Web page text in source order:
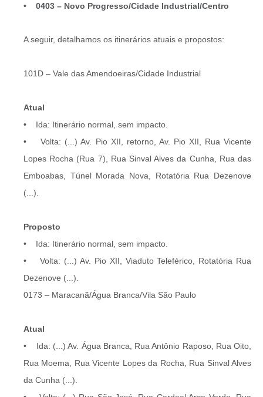
• 0403 – Novo Progresso/Cidade Industrial/Centro
A seguir, detalhamos os itinerários atuais e propostos:
101D – Vale das Amendoeiras/Cidade Industrial
Atual
• Ida: Itinerário normal, sem impacto.
• Volta: (...) Av. Pio XII, retorno, Av. Pio XII, Rua Vicente
Lopes Rocha (Rua 7), Rua Sinval Alves da Cunha, Rua das
Emboabas, Túnel Morada Nova, Rotatória Rua Dezenove
(...).
Proposto
• Ida: Itinerário normal, sem impacto.
• Volta: (...) Av. Pio XII, Viaduto Teleférico, Rotatória Rua
Dezenove (...).
0173 – Maracanã/Água Branca/Vila São Paulo
Atual
• Ida: (...) Av. Água Branca, Rua Antônio Raposo, Rua Oito,
Rua Moema, Rua Vicente Lopes da Rocha, Rua Sinval Alves
da Cunha (...).